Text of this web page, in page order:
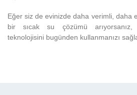
Eğer siz de evinizde daha verimli, daha
bir sıcak su çözümü arıyorsanız,
teknolojisini bugünden kullanmanızı